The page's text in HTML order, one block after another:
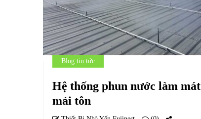
Blog tin tức
Hệ thống phun nước làm mát
mái tôn